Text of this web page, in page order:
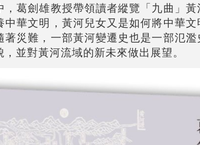
葛劍雄教授帶領讀者縱覽「九曲」黃
華文明，黃河兒女又是如何將中華
災難，一部黃河變遷史也是一部氾
並對黃河流域的新未來做出展望。